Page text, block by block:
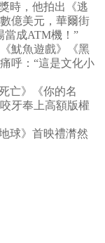
時，他拍出《逃
億美元，華爾街
當成ATM機！”
魷魚遊戲》《黑
呼：“這是文化小
亡》《你的名
牙奉上高額版權
球》首映禮潸然